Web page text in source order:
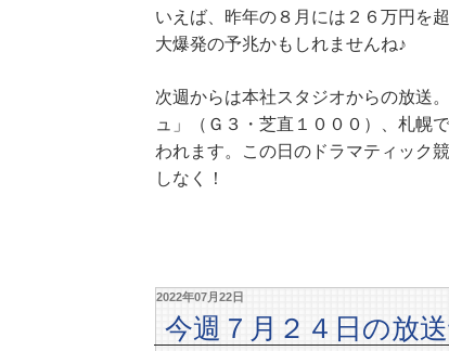
いえば、昨年の８月には２６万円を
大爆発の予兆かもしれませんね♪
次週からは本社スタジオからの放送
ュ」（Ｇ３・芝直１０００）、札幌
われます。この日のドラマティック
しなく！
2022年07月22日
今週７月２４日の放